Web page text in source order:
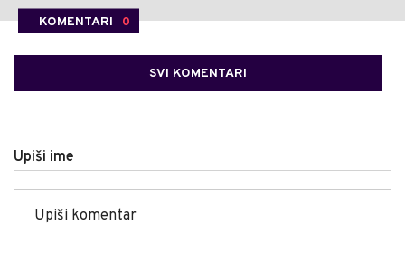
KOMENTARI 0
SVI KOMENTARI
Upiši ime